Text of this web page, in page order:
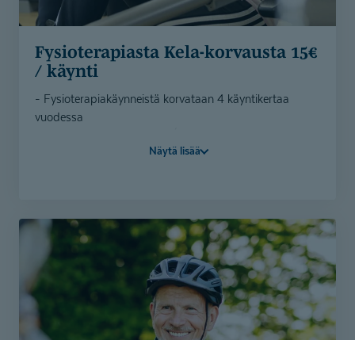
Fysiotera­piasta Kela-korvausta 15€
/ käynti
- Fysioterapiakäynneistä korvataan 4 käyntikertaa
vuodessa
- Korvaus huomioidaan suoraan käynnin hinnassa
- Korvaus ei edellytä lääkärin lähetettä
Varaa aika ajanvarauksestamme.
4 kerran fysioterapian sarjakortti on ostettavissa
verkkokaupastamme ja saat korvauksen verran
alennusta kassalla.
Näytä lisää